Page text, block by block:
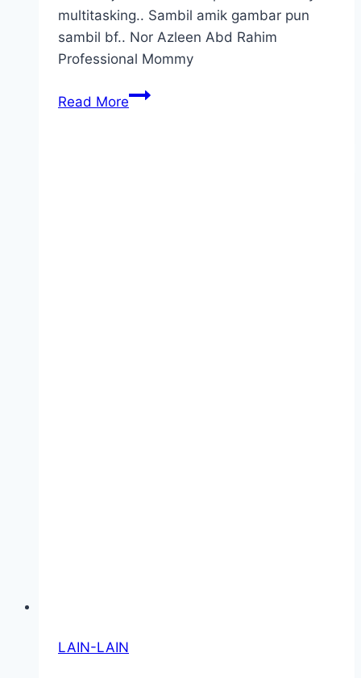
multitasking.. Sambil amik gambar pun
sambil bf.. Nor Azleen Abd Rahim
Professional Mommy
Read MoreMultitasking
LAIN-LAIN